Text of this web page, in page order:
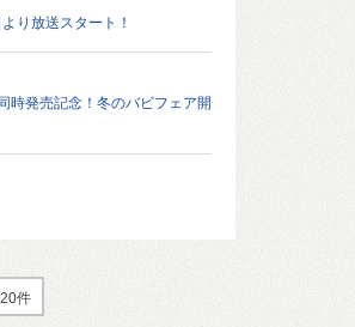
り放送スタート！
時発売記念！冬のバビフェア開
件